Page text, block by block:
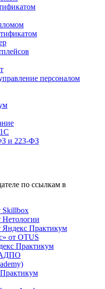
персоналом
и 223‑ФЗ
по ссылкам в
Skillbox
Яндекс Практикум
от OTUS
Практикум